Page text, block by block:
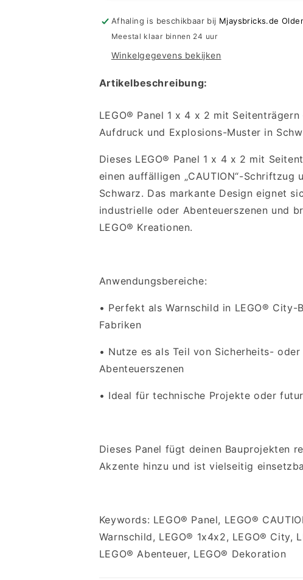
-
CAUTION
-
CAUTION
Afhaling is beschikbaar bij Mjaysbricks.de
Meestal klaar binnen 24 uur
Winkelgegevens bekijken
Artikelbeschreibung:
LEGO® Panel 1 x 4 x 2 mit
Aufdruck und Explosions-Muster in
Dieses LEGO® Panel 1 x 4 x 2 mit
einen auffälligen „CAUTION“-Schriftzug
Schwarz. Das markante Design eignet
industrielle oder Abenteuerszenen und
LEGO® Kreationen.
Anwendungsbereiche:
• Perfekt als Warnschild in LEGO® City-
Fabriken
• Nutze es als Teil von Sicherheits- oder
Abenteuerszenen
• Ideal für technische Projekte oder
Dieses Panel fügt deinen Bauprojekten
Akzente hinzu und ist vielseitig
Keywords: LEGO® Panel, LEGO®
Warnschild, LEGO® 1x4x2, LEGO® City,
LEGO® Abenteuer, LEGO® Dekoration